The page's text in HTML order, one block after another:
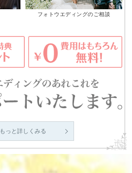
フォトウエディングのご相談
もっと詳しくみる